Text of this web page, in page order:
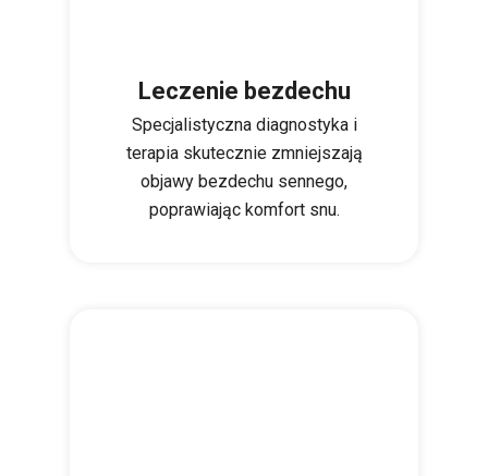
Leczenie bezdechu
Specjalistyczna diagnostyka i
terapia skutecznie zmniejszają
objawy bezdechu sennego,
poprawiając komfort snu.